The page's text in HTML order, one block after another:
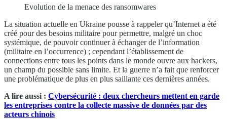
Evolution de la menace des ransomwares
La situation actuelle en Ukraine pousse à rappeler qu’Internet a été
créé pour des besoins militaire pour permettre, malgré un choc
systémique, de pouvoir continuer à échanger de l’information
(militaire en l’occurrence) ; cependant l’établissement de
connections entre tous les points dans le monde ouvre aux hackers,
un champ du possible sans limite. Et la guerre n’a fait que renforcer
une problématique de plus en plus saillante ces dernières années.
A lire aussi : Cybersécurité : deux chercheurs mettent en garde
les entreprises contre la collecte massive de données par des
acteurs chinois